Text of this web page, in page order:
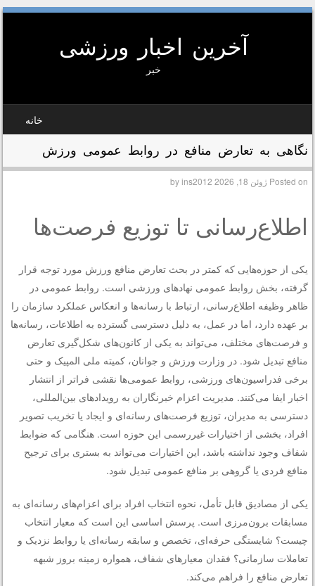
آخرین اخبار ورزشی
خبر
خانه
نگاهی به تعارض منافع در روابط عمومی ورزش
Posted onژوئن 18, 2026 by
ins2012
اطلاع‌رسانی تا توزیع فرصت‌ها
یکی از حوزه‌هایی که کمتر در بحث تعارض منافع ورزش مورد توجه قرار
گرفته، بخش روابط عمومی نهادهای ورزشی است. روابط عمومی در
ظاهر وظیفه اطلاع‌رسانی، ارتباط با رسانه‌ها و انعکاس عملکرد سازمان را
بر عهده دارد، اما در عمل، به دلیل دسترسی گسترده به اطلاعات، رسانه‌ها
و فرصت‌های مختلف، می‌تواند به یکی از کانون‌های شکل‌گیری تعارض
منافع تبدیل شود. در وزارت ورزش و جوانان، کمیته ملی المپیک و حتی
برخی فدراسیون‌های ورزشی، روابط عمومی‌ها نقشی فراتر از انتشار
اخبار ایفا می‌کنند. مدیریت اعزام خبرنگاران به رویدادهای بین‌المللی،
دسترسی به مدیران، توزیع فرصت‌های رسانه‌ای و ایجاد یا تخریب تصویر
افراد، بخشی از اختیارات غیررسمی این حوزه است. هنگامی که ضوابط
شفاف وجود نداشته باشد، این اختیارات می‌تواند به بستری برای ترجیح
منافع فردی یا گروهی بر منافع عمومی تبدیل شود.
یکی از مصادیق قابل تأمل، نحوه انتخاب افراد برای اعزام‌های رسانه‌ای به
مسابقات برون‌مرزی است. پرسش اساسی این است که معیار انتخاب
چیست؟ شایستگی حرفه‌ای، تخصص و سابقه رسانه‌ای یا روابط نزدیک و
تعاملات سازمانی؟ فقدان معیارهای شفاف، همواره زمینه بروز شبهه
تعارض منافع را فراهم می‌کند.